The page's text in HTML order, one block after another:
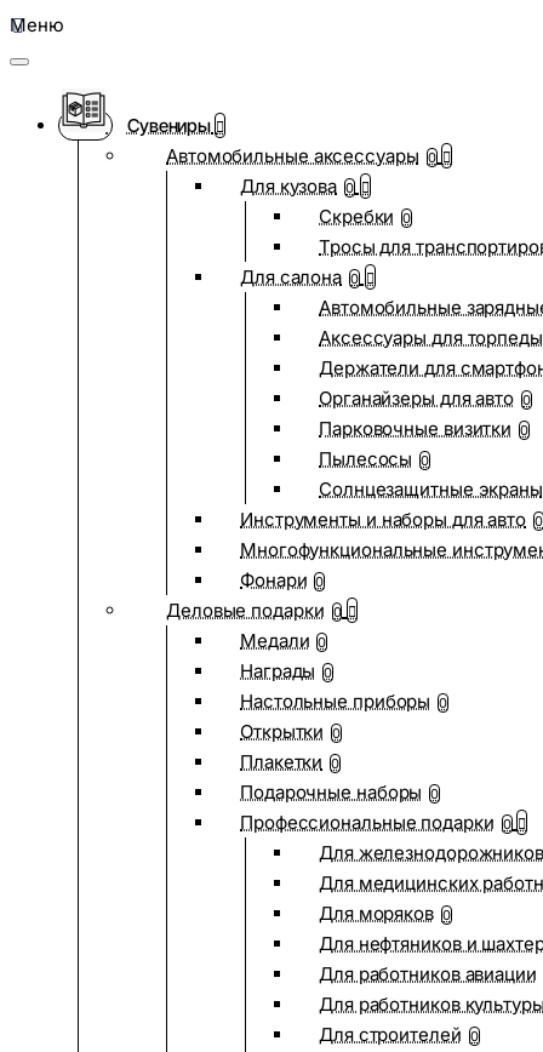
Меню
Сувениры
Автомобильные аксессуары 0
Для кузова 0
Скребки 0
Тросы для
Для салона 0
Автомобильные
Аксессуары для
Держатели для
Органайзеры для авто 0
Парковочные визитки 0
Пылесосы 0
Солнцезащитные экраны
Инструменты и наборы для авто 0
Многофункциональные
Фонари 0
Деловые подарки 0
Медали 0
Награды 0
Настольные приборы 0
Открытки 0
Плакетки 0
Подарочные наборы 0
Профессиональные подарки 0
Для железнодорожников
Для медицинских
Для моряков 0
Для нефтяников и
Для работников авиации
Для работников
Для строителей 0